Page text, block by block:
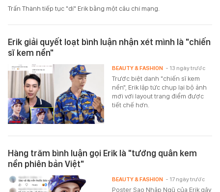
Trấn Thành tiếp tục "dí" Erik bằng một câu chí mạng.
Erik giải quyết loạt bình luận nhận xét mình là "chiến
sĩ kem nền"
Trước biệt danh "chiến sĩ kem
nền", Erik lập tức chụp lại bộ ảnh
mới với layout trang điểm được
tiết chế hơn.
BEAUTY & FASHION - 13 ngày trước
Hàng trăm bình luận gọi Erik là "tướng quân kem
nền phiên bản Việt"
Poster Sao Nhập Ngũ của Erik gây
BEAUTY & FASHION - 17 ngày trước